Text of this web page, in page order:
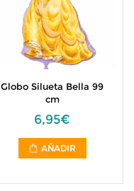
Globo Silueta Bella 99
cm
6,95€
AÑADIR